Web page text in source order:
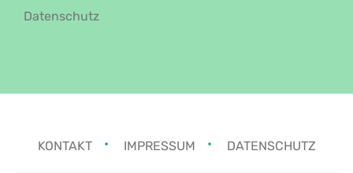
Datenschutz
KONTAKT IMPRESSUM DATENSCHUTZ